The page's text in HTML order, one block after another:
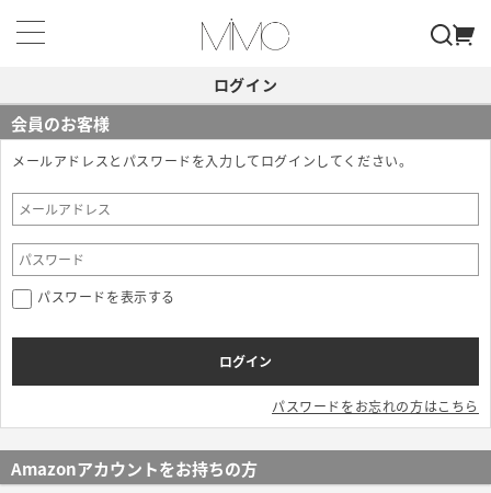
ログイン
会員のお客様
メールアドレスとパスワードを入力してログインしてください。
パスワードを表示する
パスワードをお忘れの方はこちら
Amazonアカウントをお持ちの方